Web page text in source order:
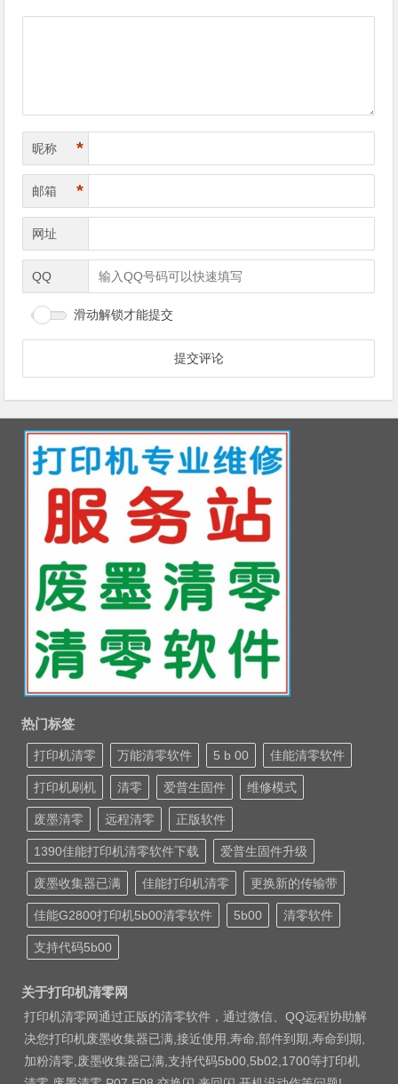
昵称 *
邮箱 *
网址
QQ
滑动解锁才能提交
热门标签
打印机清零 万能清零软件 5 b 00 佳能清零软件
打印机刷机 清零 爱普生固件 维修模式
废墨清零 远程清零 正版软件
1390佳能打印机清零软件下载 爱普生固件升级
废墨收集器已满 佳能打印机清零 更换新的传输带
佳能G2800打印机5b00清零软件 5b00 清零软件
支持代码5b00
关于打印机清零网
打印机清零网通过正版的清零软件，通过微信、QQ远程协助解
决您打印机废墨收集器已满,接近使用,寿命,部件到期,寿命到期,
加粉清零,废墨收集器已满,支持代码5b00,5b02,1700等打印机